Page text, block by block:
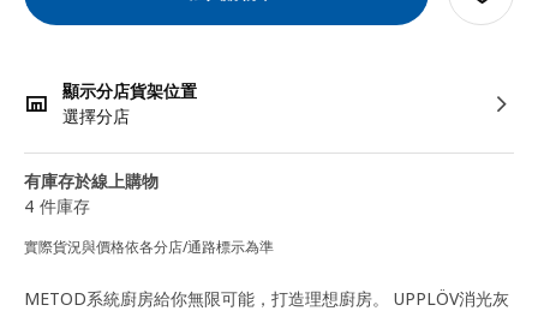
顯示分店貨架位置
選擇分店
有庫存於線上購物
4 件庫存
實際貨況與價格依各分店/通路標示為準
METOD系統廚房給你無限可能，打造理想廚房。 UPPLÖV消光灰